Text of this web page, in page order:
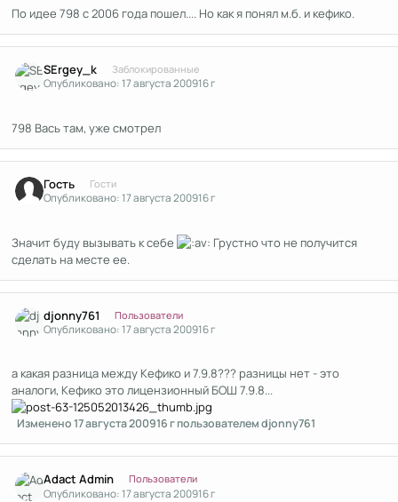
По идее 798 с 2006 года пошел.... Но как я понял м.б. и кефико.
SErgey_k Заблокированные
Опубликовано:17 августа 200916 г
798 Вась там, уже смотрел
Гость Гости
Опубликовано:17 августа 200916 г
Значит буду вызывать к себе
Грустно что не получится
сделать на месте ее.
djonny761 Пользователи
Опубликовано:17 августа 200916 г
а какая разница между Кефико и 7.9.8??? разницы нет - это
аналоги, Кефико это лицензионный БОШ 7.9.8...
Изменено17 августа 200916 гпользователем djonny761
Adact Admin Пользователи
Опубликовано:17 августа 200916 г